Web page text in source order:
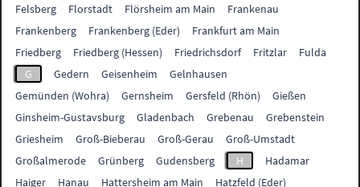
Felsberg
Florstadt Flörsheim am Main
Frankenau
Frankenberg
Frankenberg (Eder)
Frankfurt am Main
Friedberg
Friedberg (Hessen) Friedrichsdorf Fritzlar
Fulda
G
Gedern Geisenheim
Gelnhausen
Gemünden (Wohra)
Gernsheim Gersfeld (Rhön)
Gießen
Ginsheim-Gustavsburg
Gladenbach Grebenau
Grebenstein
Griesheim
Groß-Bieberau Groß-Gerau
Groß-Umstadt
Großalmerode
Grünberg Gudensberg H
Hadamar
Haiger
Hanau Hattersheim am Main
Hatzfeld (Eder)